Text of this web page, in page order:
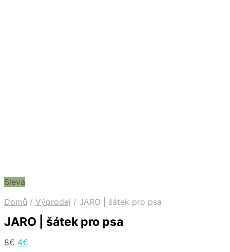
Sleva
Domů / Výprodej / JARO | šátek pro psa
JARO | šátek pro psa
8€ Původní
4€